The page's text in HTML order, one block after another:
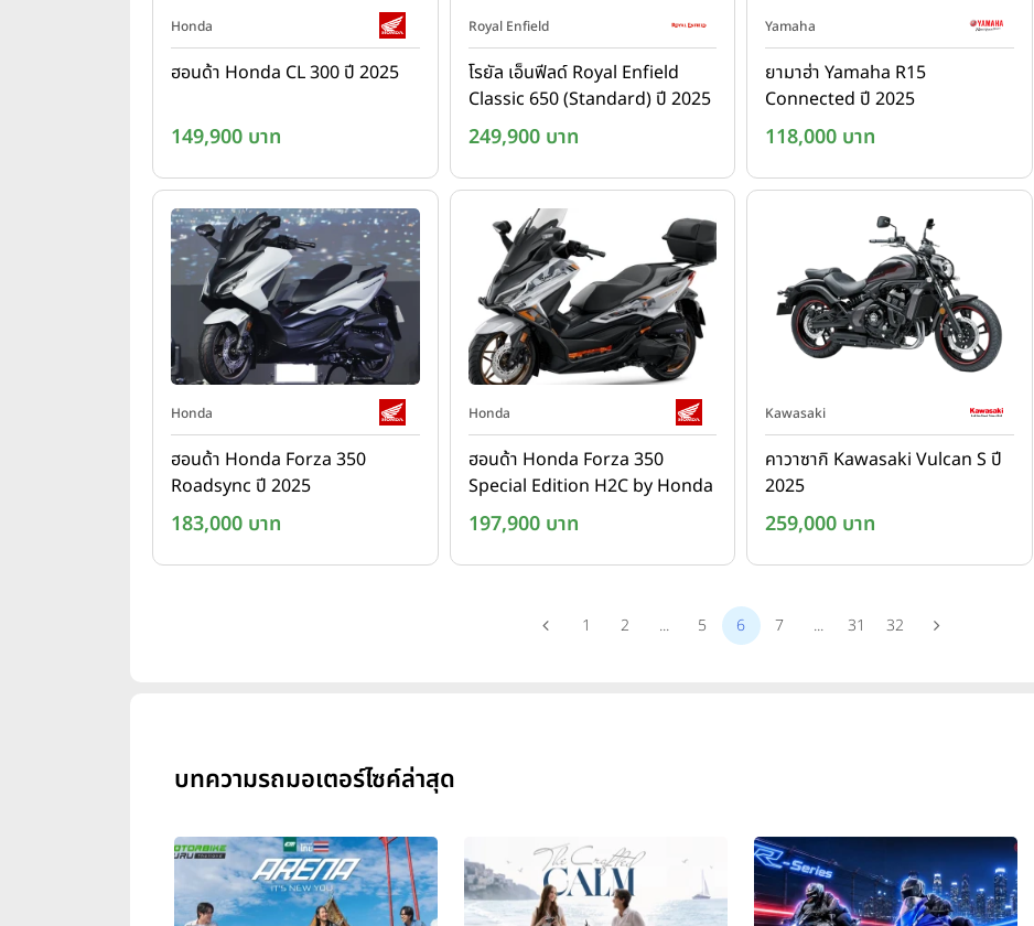
Honda
ฮอนด้า Honda CL 300 ปี 2025
149,900 บาท
Royal Enfield
โรยัล เอ็นฟีลด์ Royal Enfield
Classic 650 (Standard) ปี 2025
249,900 บาท
Yamaha
ยามาฮ่า Yamaha R15
Connected ปี 2025
118,000 บาท
Honda
ฮอนด้า Honda Forza 350
Roadsync ปี 2025
183,000 บาท
Honda
ฮอนด้า Honda Forza 350
Special Edition H2C by Honda
ปี 2025
197,900 บาท
Kawasaki
คาวาซากิ Kawasaki Vulcan S ปี
2025
259,000 บาท
1 2 ... 5 6 7 ... 31 32
บทความรถมอเตอร์ไซค์ล่าสุด